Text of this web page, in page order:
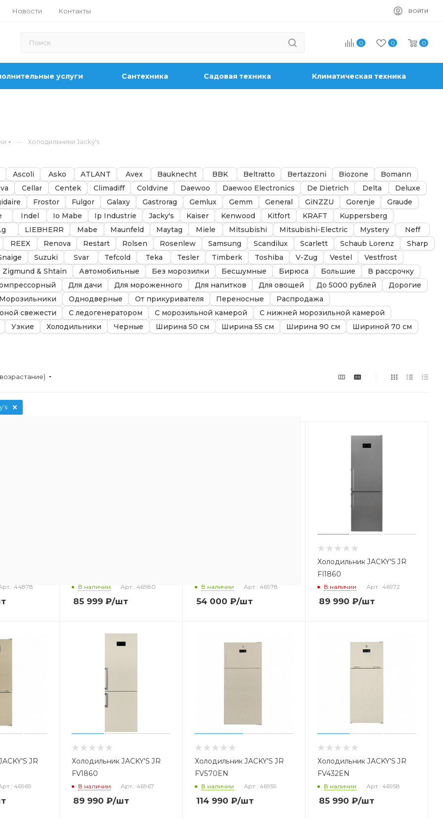
Новости Контакты ВОЙТИ
0 0 0
услуги Сантехника Садовая техника Климатическая техника
— Холодильники Jacky's
Ascoli Asko ATLANT Avex Bauknecht BBK Beltratto Bertazzoni Biozone
Bomann
Cellar Centek Climadiff Coldvine Daewoo Daewoo Electronics De Dietrich Delta
Deluxe
Frostor Fulgor Galaxy Gastrorag Gemlux Gemm General GiNZZU Gorenje
Graude
Indel Io Mabe Ip Industrie Jacky's Kaiser Kenwood Kitfort KRAFT
Kuppersberg
LIEBHERR Mabe Maunfeld Maytag Miele Mitsubishi Mitsubishi-Electric Mystery
Neff
REEX Renova Restart Rolsen Rosenlew Samsung Scandilux Scarlett Schaub Lorenz
Sharp
Suzuki Svar Tefcold Teka Tesler Timberk Toshiba V-Zug Vestel
Vestfrost
Zigmund & Shtain Автомобильные Без морозилки Бесшумные Бирюса Большие
В рассрочку
Для дачи Для мороженного Для напитков Для овощей До 5000 рублей
Дорогие
Морозильники Однодверные От прикуривателя Переносные
Распродажа
свежести С ледогенератором С морозильной камерой
С нижней морозильной камерой
Узкие Холодильники Черные Ширина 50 см Ширина 55 см Ширина 90 см
Шириной 70 см
44878 В наличии Арт.: 46980
85 999 ₽/шт
В наличии Арт.: 46978
54 000 ₽/шт
Холодильник JACKY'S JR
FI1860
В наличии Арт.: 46972
89 990 ₽/шт
JR
46969
Холодильник JACKY'S JR
FV1860
В наличии Арт.: 46967
89 990 ₽/шт
Холодильник JACKY'S JR
FV570EN
В наличии Арт.: 46959
114 990 ₽/шт
Холодильник JACKY'S JR
FV432EN
В наличии Арт.: 46958
85 990 ₽/шт